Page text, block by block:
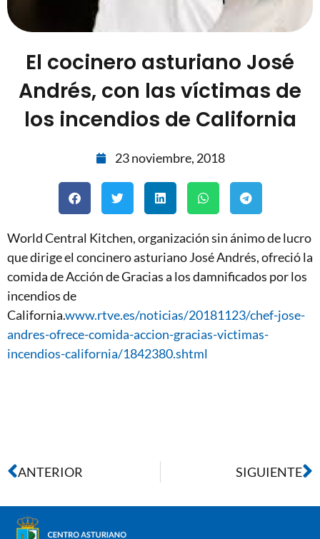
El cocinero asturiano José
Andrés, con las víctimas de
los incendios de California
23 noviembre, 2018
World Central Kitchen, organización sin ánimo de lucro
que dirige el concinero asturiano José Andrés, ofreció la
comida de Acción de Gracias a los damnificados por los
incendios de
California.www.rtve.es/noticias/20181123/chef-jose-
andres-ofrece-comida-accion-gracias-victimas-
incendios-california/1842380.shtml
ANTERIOR SIGUIENTE